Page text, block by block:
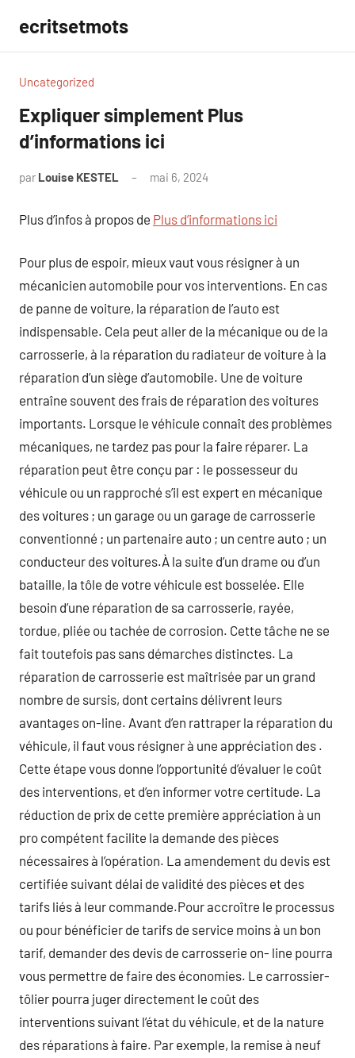
contenu
ecritsetmots
Uncategorized
Expliquer simplement Plus
d’informations ici
par Louise KESTEL mai 6, 2024
Plus d’infos à propos de Plus d’informations ici
Pour plus de espoir, mieux vaut vous résigner à un
mécanicien automobile pour vos interventions. En cas
de panne de voiture, la réparation de l’auto est
indispensable. Cela peut aller de la mécanique ou de la
carrosserie, à la réparation du radiateur de voiture à la
réparation d’un siège d’automobile. Une de voiture
entraîne souvent des frais de réparation des voitures
importants. Lorsque le véhicule connaît des problèmes
mécaniques, ne tardez pas pour la faire réparer. La
réparation peut être conçu par : le possesseur du
véhicule ou un rapproché s’il est expert en mécanique
des voitures ; un garage ou un garage de carrosserie
conventionné ; un partenaire auto ; un centre auto ; un
conducteur des voitures.À la suite d’un drame ou d’un
bataille, la tôle de votre véhicule est bosselée. Elle
besoin d’une réparation de sa carrosserie, rayée,
tordue, pliée ou tachée de corrosion. Cette tâche ne se
fait toutefois pas sans démarches distinctes. La
réparation de carrosserie est maîtrisée par un grand
nombre de sursis, dont certains délivrent leurs
avantages on-line. Avant d’en rattraper la réparation du
véhicule, il faut vous résigner à une appréciation des .
Cette étape vous donne l’opportunité d’évaluer le coût
des interventions, et d’en informer votre certitude. La
réduction de prix de cette première appréciation à un
pro compétent facilite la demande des pièces
nécessaires à l’opération. La amendement du devis est
certifiée suivant délai de validité des pièces et des
tarifs liés à leur commande.Pour accroître le processus
ou pour bénéficier de tarifs de service moins à un bon
tarif, demander des devis de carrosserie on- line pourra
vous permettre de faire des économies. Le carrossier-
tôlier pourra juger directement le coût des
interventions suivant l’état du véhicule, et de la nature
des réparations à faire. Par exemple, la remise à neuf